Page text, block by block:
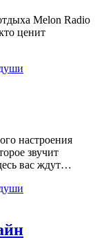
Melon Radio
ценит
настроения
звучит
вас ждут…